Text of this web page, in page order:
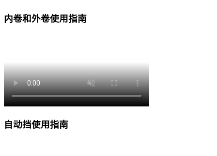
内卷和外卷使用指南
自动挡使用指南